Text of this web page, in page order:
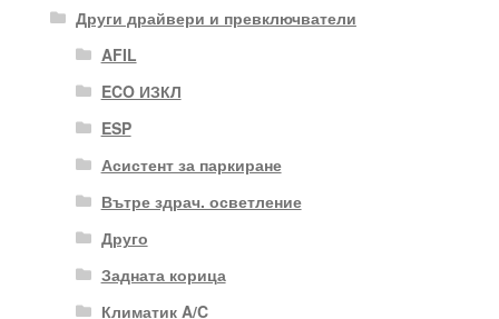
Други драйвери и превключватели
AFIL
ECO ИЗКЛ
ESP
Асистент за паркиране
Вътре здрач. осветление
Друго
Задната корица
Климатик A/C